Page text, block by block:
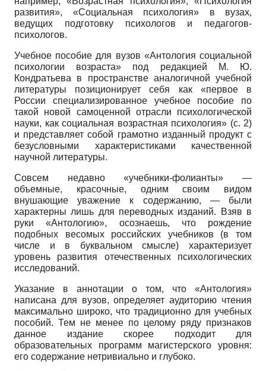
развития», «Социальная психология» в вузах,
ведущих подготовку психологов и педагогов-
психологов.
Учебное пособие для вузов «Антология социальной
психологии возраста» под редакцией М. Ю.
Кондратьева в пространстве аналогичной учебной
литературы позиционирует себя как «первое в
России специализированное учебное пособие по
такой новой самоценной отрасли психологической
науки, как социальная возрастная психология» (с. 2)
и представляет собой грамотно изданный продукт с
безусловными характеристиками качественной
научной литературы.
Совсем недавно «учебники-фолианты» —
объемные, красочные, одним своим видом
внушающие уважение к содержанию, — были
характерны лишь для переводных изданий. Взяв в
руки «Антологию», осознаешь, что рождение
подобных весомых российских учебников (в том
числе и в буквальном смысле) характеризует
уровень развития отечественных психологических
исследований.
Указание в аннотации о том, что «Антология»
написана для вузов, определяет аудиторию чтения
максимально широко, что традиционно для учебных
пособий. Тем не менее по целому ряду признаков
данное издание скорее подходит для
образовательных программ магистерского уровня:
его содержание нетривиально и глубоко.